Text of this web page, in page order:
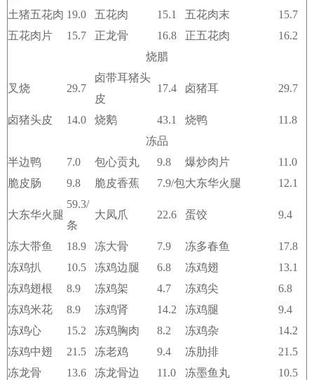
土猪五花肉 19.0 五花肉 15.1 五花肉末
15.7
五花肉片
15.7 正龙骨 16.8 正五花肉
16.2
烧腊
叉烧 29.7
卤带耳猪头
皮
17.4 卤猪耳 29.7
卤猪头皮 14.0 烧鹅 43.1 烧鸭
11.8
冻品
半边鸭
7.0 包心贡丸 9.8 爆炒肉片
11.0
脆皮肠
9.8 脆皮香蕉 7.9/包大东华火腿 12.1
大东华火腿
59.3/
条
大凤爪 22.6 蛋饺 9.4
冻大带鱼 18.9 冻大骨 7.9 冻多春鱼
17.8
冻鸡扒
10.5 冻鸡边腿 6.8 冻鸡翅
13.1
冻鸡翅根
8.9 冻鸡架 4.7 冻鸡尖
6.8
冻鸡米花
8.9 冻鸡肾 14.2 冻鸡腿
9.4
冻鸡心
15.2 冻鸡胸肉 8.2 冻鸡杂
14.2
冻鸡中翅
21.5 冻老鸡 9.4 冻肋排
21.5
冻龙骨
13.6 冻龙骨边 11.0 冻墨鱼丸 10.5